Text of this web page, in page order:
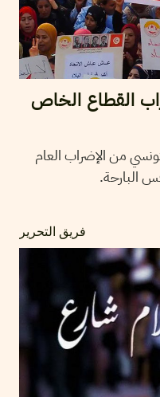
القطاع الخاص
من الإضراب العام
البارحة.
فريق التحرير